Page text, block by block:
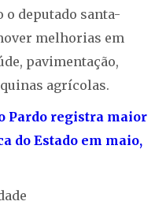
o deputado santa-
melhorias em
pavimentação,
agrícolas.
Pardo registra maior
do Estado em maio,